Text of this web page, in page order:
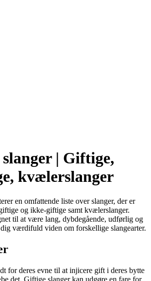
| Giftige,
kvælerslanger
en omfattende liste over slanger, der er
og ikke-giftige samt kvælerslanger.
til at være lang, dybdegående, udførlig og
værdifuld viden om forskellige slangearter.
for deres evne til at injicere gift i deres bytte
det. Giftige slanger kan udgøre en fare for